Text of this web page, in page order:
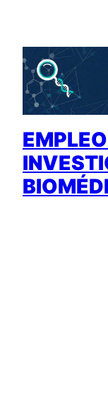
contenido